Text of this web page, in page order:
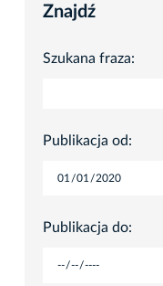
Znajdź
Szukana fraza:
Publikacja od:
Publikacja do: